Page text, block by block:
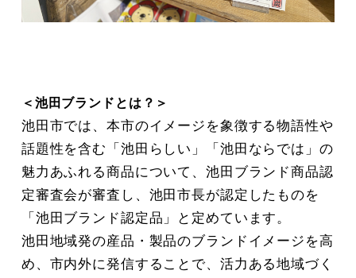
＜池田ブランドとは？＞
池田市では、本市のイメージを象徴する物語性や
話題性を含む「池田らしい」「池田ならでは」の
魅力あふれる商品について、池田ブランド商品認
定審査会が審査し、池田市長が認定したものを
「池田ブランド認定品」と定めています。
池田地域発の産品・製品のブランドイメージを高
め、市内外に発信することで、活力ある地域づく